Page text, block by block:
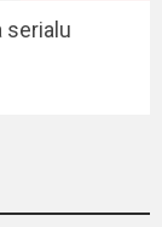
serialu